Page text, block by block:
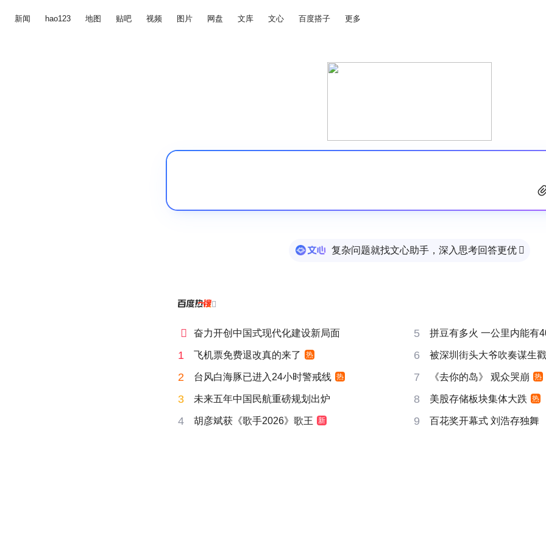
新闻 hao123 地图 贴吧 视频 图片 网盘 文库 文心 百度搭子 更多
复杂问题就找文心助手，深入思考回答更优 

 奋力开创中国式现代化建设新局面 5 拼豆有多火 一公里内能有
1 飞机票免费退改真的来了 热 6 被深圳街头大爷吹奏谋生
2 台风白海豚已进入24小时警戒线 热 7 《去你的岛》 观众哭崩 热
3 未来五年中国民航重磅规划出炉 8 美股存储板块集体大跌 热
4 胡彦斌获《歌手2026》歌王 新 9 百花奖开幕式 刘浩存独舞